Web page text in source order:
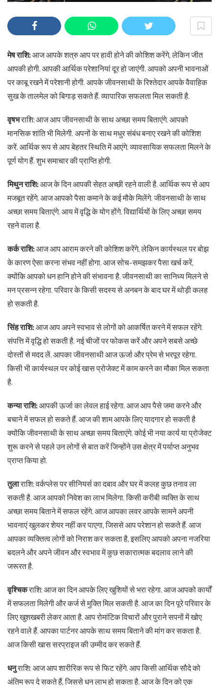
मेष राशि:आज आपके शत्रु आप पर हावी होने की कोशिश करेंगे, लेकिन जीत
आपकी होगी. आपकी आर्थिक परेशानियां दूर हो जाएंगी. आपको अपनी भावनाओं
पर काबू रखने में परेशानी होगी. आपके जीवनसाथी के रिश्तेदार आपके वैवाहिक
सुख के तालमेल को बिगाड़ सकते हैं. व्यापारिक सफलता मिल सकती है.
वृषभराशि: आज आप जीवनसाथी के साथ अच्छा समय बिताएंगे. आपको
मानसिक शांति भी मिलेगी. अपनों के साथ मधुर संबंध बनाए रखने की कोशिश
करें. आर्थिक रूप से आप बेहतर स्थिति में आएंगे. व्यावसायिक सफलता मिलने के
पूर्ण योग हैं. शुभ समाचार की प्राप्ति होगी.
मिथुन राशि:आज के दिन आपकी सेहत अच्छी रहने वाली है. आर्थिक रूप से आप
मजबूत रहेंगे. आज आपको पैसा कमाने के कई मौके मिलेंगे. जीवनसाथी के साथ
अच्छा समय बिताएंगे. आय में वृद्धि के योग होंगे. विद्यार्थियों के लिए अच्छा समय
रहने वाला है.
कर्क राशि:आज आप आराम करने की कोशिश करेंगे, लेकिन कार्यस्थल पर बोझ
के कारण ऐसा करना संभव नहीं होगा. आज सोच-समझकर पैसा खर्च करें,
क्योंकि आपको धन हानि होने की संभावना है. जीवनसाथी का सानिध्य मिलने से
मन प्रसन्न रहेगा. परिवार के किसी सदस्य से अनबन के बाद घर में थोड़ी कलह
हो सकती है.
सिंह राशि:आज आप अपने स्वभाव से लोगों को आकर्षित करने में सफल रहेंगे.
संपत्ति में वृद्धि हो सकती है. नई चीजों पर फोकस करें और अपने सबसे अच्छे
दोस्तों से मदद लें. आपका जीवनसाथी आज ऊर्जा और प्रेम से भरपूर रहेगा.
किसी भी कार्यस्थल पर कोई खास प्रोजेक्ट में काम करने का मौका मिल सकता
है.
कन्या राशि:आपकी ऊर्जा का लेवल हाई रहेगा. आज आप पैसे जमा करने और
बचाने में सफल हो सकते हैं. आज की शाम आपके लिए यादगार हो सकती है
क्योंकि जीवनसाथी के साथ अच्छा समय बिताएंगे. कोई भी नया कार्य या प्रोजेक्ट
शुरू करने से पहले उन लोगों से बात करें जिन्होंने उस क्षेत्र में पर्याप्त अनुभव
प्राप्त किया हो.
तुलाराशि: वर्कप्लेस पर सीनियर्स का दबाव और घर में कलह कुछ तनाव ला
सकती है. आज आपको निवेश का लाभ मिलेगा. किसी करीबी व्यक्ति के साथ
अच्छा समय बिताने में सफल रहेंगे. आज आपका लवर आपके सामने अपनी
भावनाएं खुलकर शेयर नहीं कर पाएगा, जिससे आप परेशान हो सकते हैं. आज
आपका व्यक्तित्व लोगों को निराश कर सकता है, इसलिए आपको अपना नजरिया
बदलने और अपने जीवन और स्वभाव में कुछ सकारात्मक बदलाव लाने की
जरूरत है.
वृश्चिकराशि: आज का दिन आपके लिए खुशियों से भरा रहेगा. आज आपको कार्यों
में सफलता मिलेगी और कर्ज से मुक्ति मिल सकती है. आज का दिन पूरे परिवार के
लिए खुशखबरी लेकर आता है. आप रोमांटिक विचारों और पुराने सपनों में खोए
रहने वाले हैं. आपका पार्टनर आपके साथ समय बिताने की मांग कर सकता है.
आज किसी खास सरप्राइज की उम्मीद कर सकते हैं.
धनुराशि: आज आप शारीरिक रूप से फिट रहेंगे. आप किसी आर्थिक सौदे को
अंतिम रूप दे सकते हैं, जिससे धन लाभ हो सकता है. आज के दिन को एक